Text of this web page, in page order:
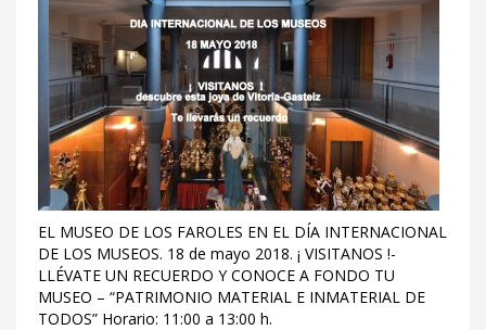
EL MUSEO DE LOS FAROLES EN EL DÍA INTERNACIONAL
DE LOS MUSEOS. 18 de mayo 2018. ¡ VISITANOS !-
LLÉVATE UN RECUERDO Y CONOCE A FONDO TU
MUSEO – “PATRIMONIO MATERIAL E INMATERIAL DE
TODOS” Horario: 11:00 a 13:00 h.